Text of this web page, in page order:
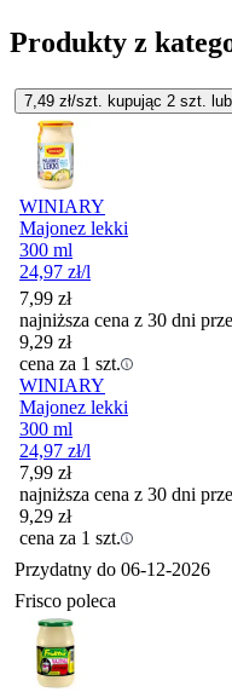
Produkty z
7,49 zł/szt. kupując 2 szt.
WINIARY
Majonez lekki
300 ml
24,97 zł/l
7,99 zł
najniższa cena z 30 dni
9,29 zł
cena za 1 szt.
WINIARY
Majonez lekki
300 ml
24,97 zł/l
7,99 zł
najniższa cena z 30 dni
9,29 zł
cena za 1 szt.
Przydatny do 06-12-2026
Frisco poleca